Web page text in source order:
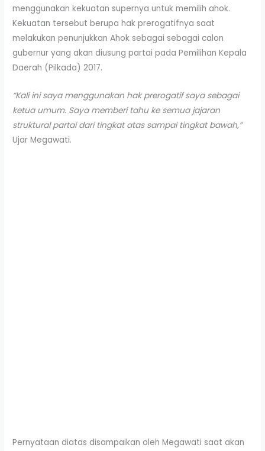
menggunakan kekuatan supernya untuk memilih ahok.
Kekuatan tersebut berupa hak prerogatifnya saat
melakukan penunjukkan Ahok sebagai sebagai calon
gubernur yang akan diusung partai pada Pemilihan Kepala
Daerah (Pilkada) 2017.
“Kali ini saya menggunakan hak prerogatif saya sebagai
ketua umum. Saya memberi tahu ke semua jajaran
struktural partai dari tingkat atas sampai tingkat bawah,”
Ujar Megawati.
Pernyataan diatas disampaikan oleh Megawati saat akan